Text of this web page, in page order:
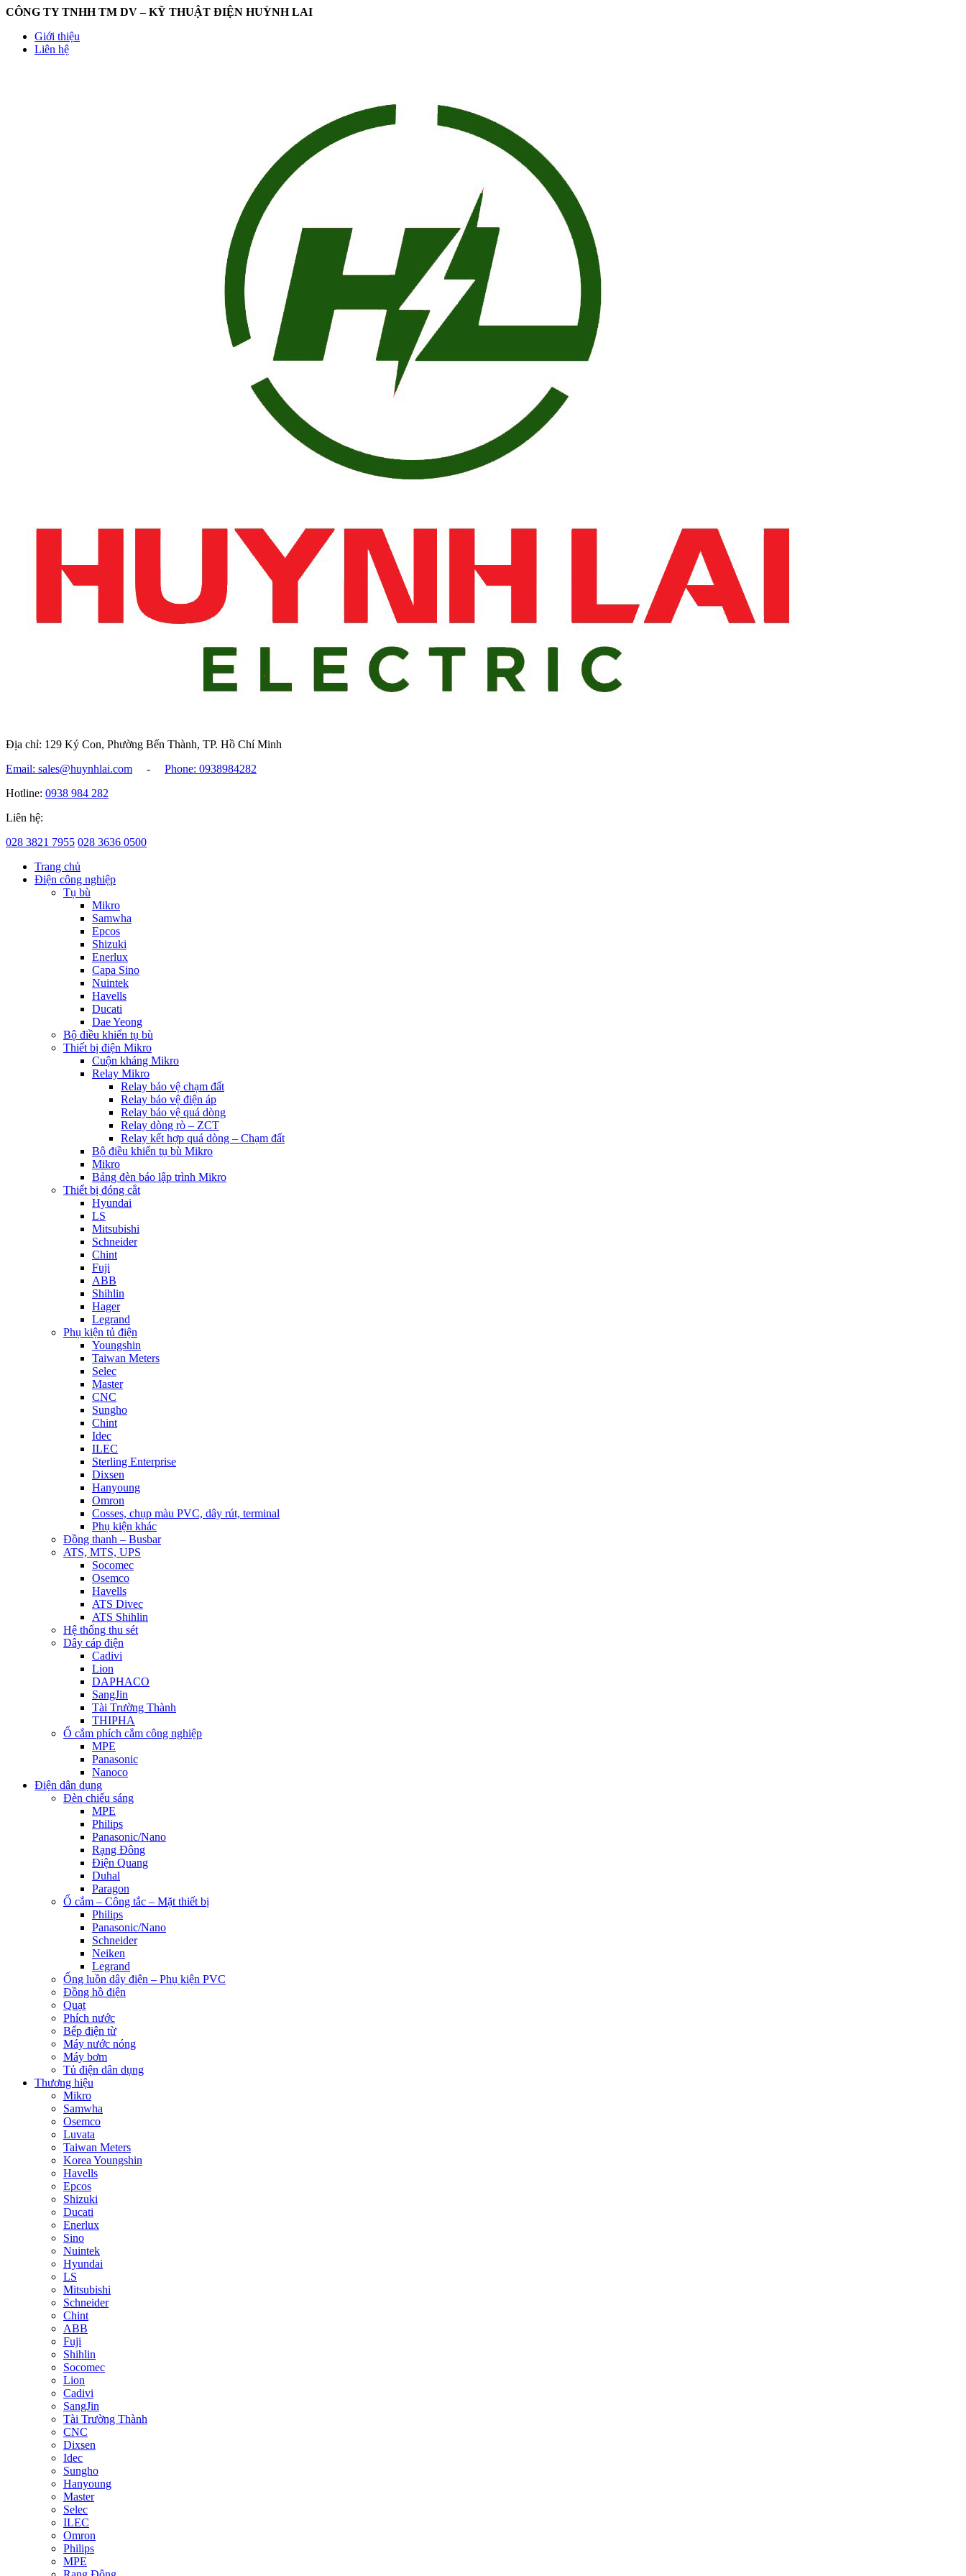
CÔNG TY TNHH TM DV – KỸ THUẬT ĐIỆN HUỲNH LAI
Giới thiệu
Liên hệ
Địa chỉ: 129 Ký Con, Phường Bến Thành, TP. Hồ Chí Minh
Email: sales@huynhlai.com
-
Phone: 0938984282
Hotline: 0938 984 282
Liên hệ:
028 3821 7955 028 3636 0500
Trang chủ
Điện công nghiệp
Tụ bù
Mikro
Samwha
Epcos
Shizuki
Enerlux
Capa Sino
Nuintek
Havells
Ducati
Dae Yeong
Bộ điều khiển tụ bù
Thiết bị điện Mikro
Cuộn kháng Mikro
Relay Mikro
Relay bảo vệ chạm đất
Relay bảo vệ điện áp
Relay bảo vệ quá dòng
Relay dòng rò – ZCT
Relay kết hợp quá dòng – Chạm đất
Bộ điều khiển tụ bù Mikro
Mikro
Bảng đèn báo lập trình Mikro
Thiết bị đóng cắt
Hyundai
LS
Mitsubishi
Schneider
Chint
Fuji
ABB
Shihlin
Hager
Legrand
Phụ kiện tủ điện
Youngshin
Taiwan Meters
Selec
Master
CNC
Sungho
Chint
Idec
ILEC
Sterling Enterprise
Dixsen
Hanyoung
Omron
Cosses, chụp màu PVC, dây rút, terminal
Phụ kiện khác
Đồng thanh – Busbar
ATS, MTS, UPS
Socomec
Osemco
Havells
ATS Divec
ATS Shihlin
Hệ thống thu sét
Dây cáp điện
Cadivi
Lion
DAPHACO
SangJin
Tài Trường Thành
THIPHA
Ổ cắm phích cắm công nghiệp
MPE
Panasonic
Nanoco
Điện dân dụng
Đèn chiếu sáng
MPE
Philips
Panasonic/Nano
Rạng Đông
Điện Quang
Duhal
Paragon
Ổ cắm – Công tắc – Mặt thiết bị
Philips
Panasonic/Nano
Schneider
Neiken
Legrand
Ống luồn dây điện – Phụ kiện PVC
Đồng hồ điện
Quạt
Phích nước
Bếp điện từ
Máy nước nóng
Máy bơm
Tủ điện dân dụng
Thương hiệu
Mikro
Samwha
Osemco
Luvata
Taiwan Meters
Korea Youngshin
Havells
Epcos
Shizuki
Ducati
Enerlux
Sino
Nuintek
Hyundai
LS
Mitsubishi
Schneider
Chint
ABB
Fuji
Shihlin
Socomec
Lion
Cadivi
SangJin
Tài Trường Thành
CNC
Dixsen
Idec
Sungho
Hanyoung
Master
Selec
ILEC
Omron
Philips
MPE